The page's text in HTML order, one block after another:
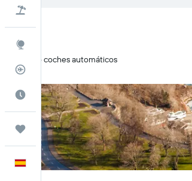
El mejor momento
Trips
Español
Solo coches automáticos